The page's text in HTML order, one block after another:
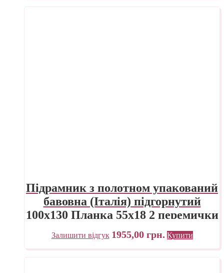
Підрамник з полотном упакований
бавовна (Італія) підгорнутий
100х130 Планка 55х18 2 перемички
ПП Трек Україна
Залишити відгук 1955,00 грн. Купити